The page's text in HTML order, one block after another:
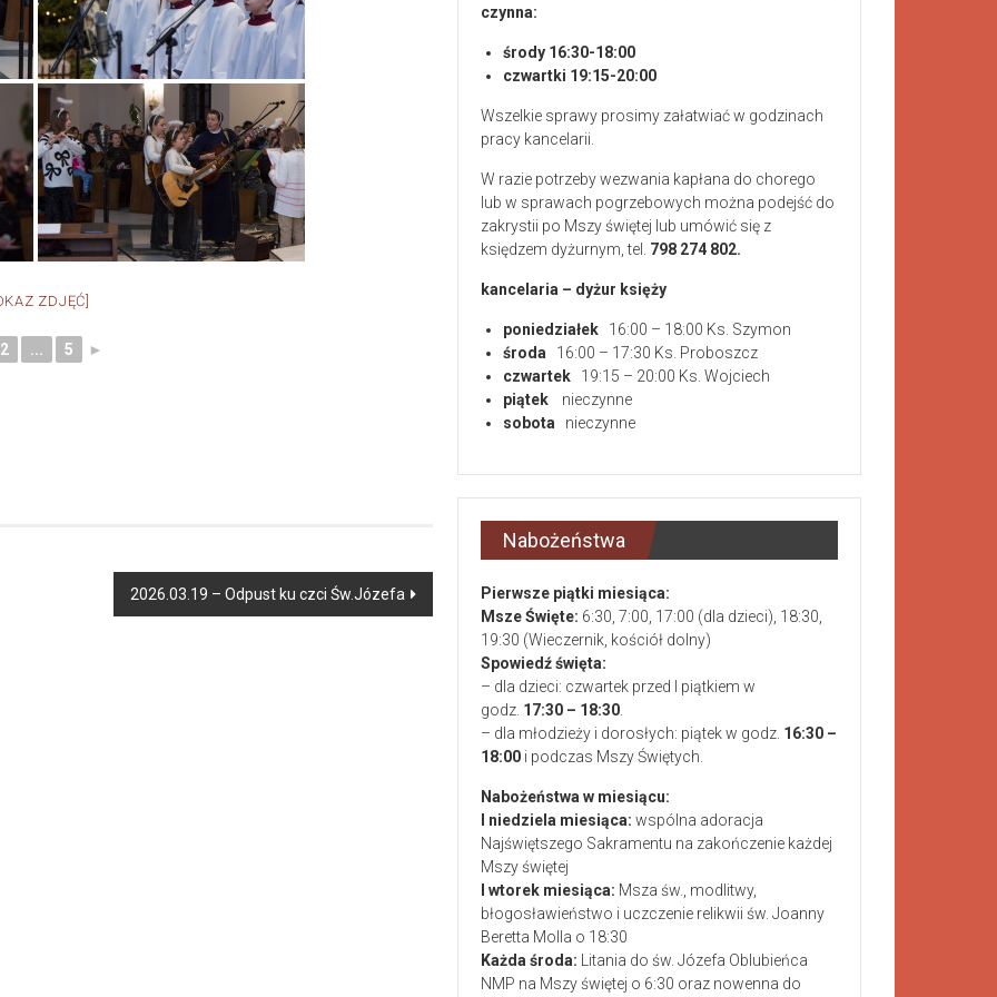
ZDJĘĆ]
2 ... 5 ►
2026.03.19 – Odpust ku czci Św.Józefa
czynna:
środy 16:30-18:00
czwartki 19:15-20:00
Wszelkie sprawy prosimy załatwiać w godzinach
pracy kancelarii.
W razie potrzeby wezwania kapłana do chorego
lub w sprawach pogrzebowych można podejść do
zakrystii po Mszy świętej lub umówić się z
księdzem dyżurnym, tel.
798 274 802.
kancelaria – dyżur księży
poniedziałek 16:00 – 18:00 Ks. Szymon
środa 16:00 – 17:30 Ks. Proboszcz
czwartek 19:15 – 20:00 Ks. Wojciech
piątek
nieczynne
sobota nieczynne
Nabożeństwa
Pierwsze piątki miesiąca:
Msze Święte: 6:30, 7:00, 17:00 (dla dzieci), 18:30,
19:30 (Wieczernik, kościół dolny)
Spowiedź święta:
– dla dzieci: czwartek przed I piątkiem w
godz. 17:30 – 18:30
– dla młodzieży i dorosłych: piątek w godz. 16:30 –
18:00 i podczas Mszy Świętych.
Nabożeństwa w miesiącu:
I niedziela miesiąca: wspólna adoracja
Najświętszego Sakramentu na zakończenie każdej
Mszy świętej
I wtorek miesiąca: Msza św., modlitwy,
błogosławieństwo i uczczenie relikwii św. Joanny
Beretta Molla o 18:30
Każda środa: Litania do św. Józefa Oblubieńca
NMP na Mszy świętej o 6:30 oraz nowenna do